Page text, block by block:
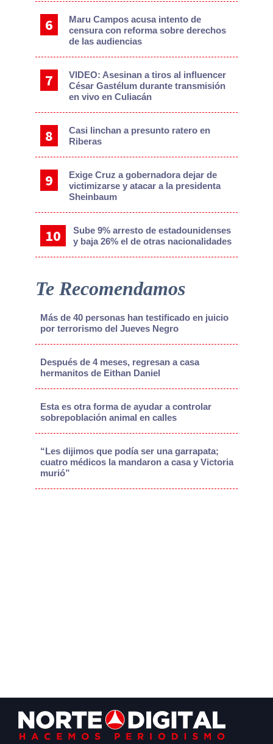
Maru Campos acusa intento de
censura con reforma sobre derechos
de las audiencias
VIDEO: Asesinan a tiros al influencer
César Gastélum durante transmisión
en vivo en Culiacán
Casi linchan a presunto ratero en
Riberas
Exige Cruz a gobernadora dejar de
victimizarse y atacar a la presidenta
Sheinbaum
Sube 9% arresto de estadounidenses
y baja 26% el de otras nacionalidades
Te Recomendamos
Más de 40 personas han testificado en juicio
por terrorismo del Jueves Negro
Después de 4 meses, regresan a casa
hermanitos de Eithan Daniel
Esta es otra forma de ayudar a controlar
sobrepoblación animal en calles
“Les dijimos que podía ser una garrapata;
cuatro médicos la mandaron a casa y Victoria
murió”
Footer